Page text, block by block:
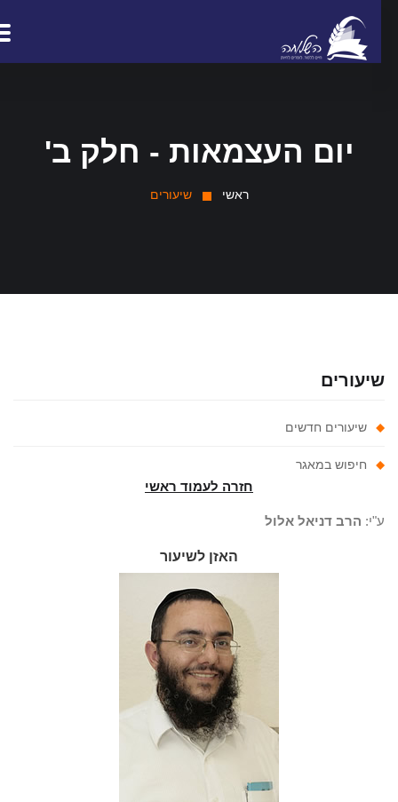
יום העצמאות - חלק ב'
ראשי שיעורים
שיעורים חדשים
חיפוש במאגר
חזרה לעמוד ראשי
הרב דניאל אלול
האזן לשיעור